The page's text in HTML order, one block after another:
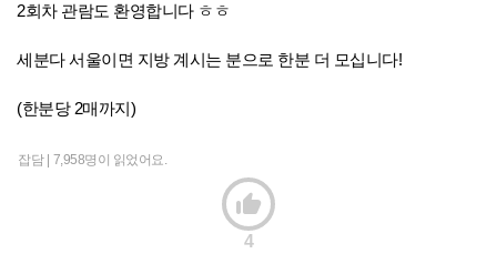
2회차 관람도 환영합니다 ㅎㅎ
세분다 서울이면 지방 계시는 분으로 한분 더 모십니다!
(한분당 2매까지)
잡담 | 7,958명이 읽었어요.

4